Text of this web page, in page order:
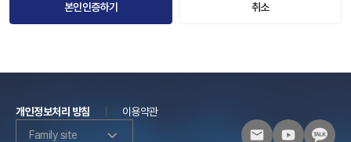
본인인증하기 취소
개인정보처리 방침
이용약관
Family site